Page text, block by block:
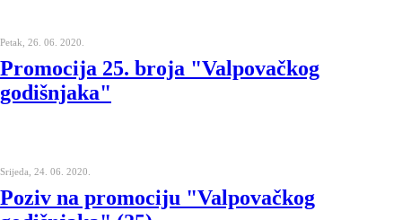
Petak, 26. 06. 2020.
Promocija 25. broja "Valpovačkog
godišnjaka"
Srijeda, 24. 06. 2020.
Poziv na promociju "Valpovačkog